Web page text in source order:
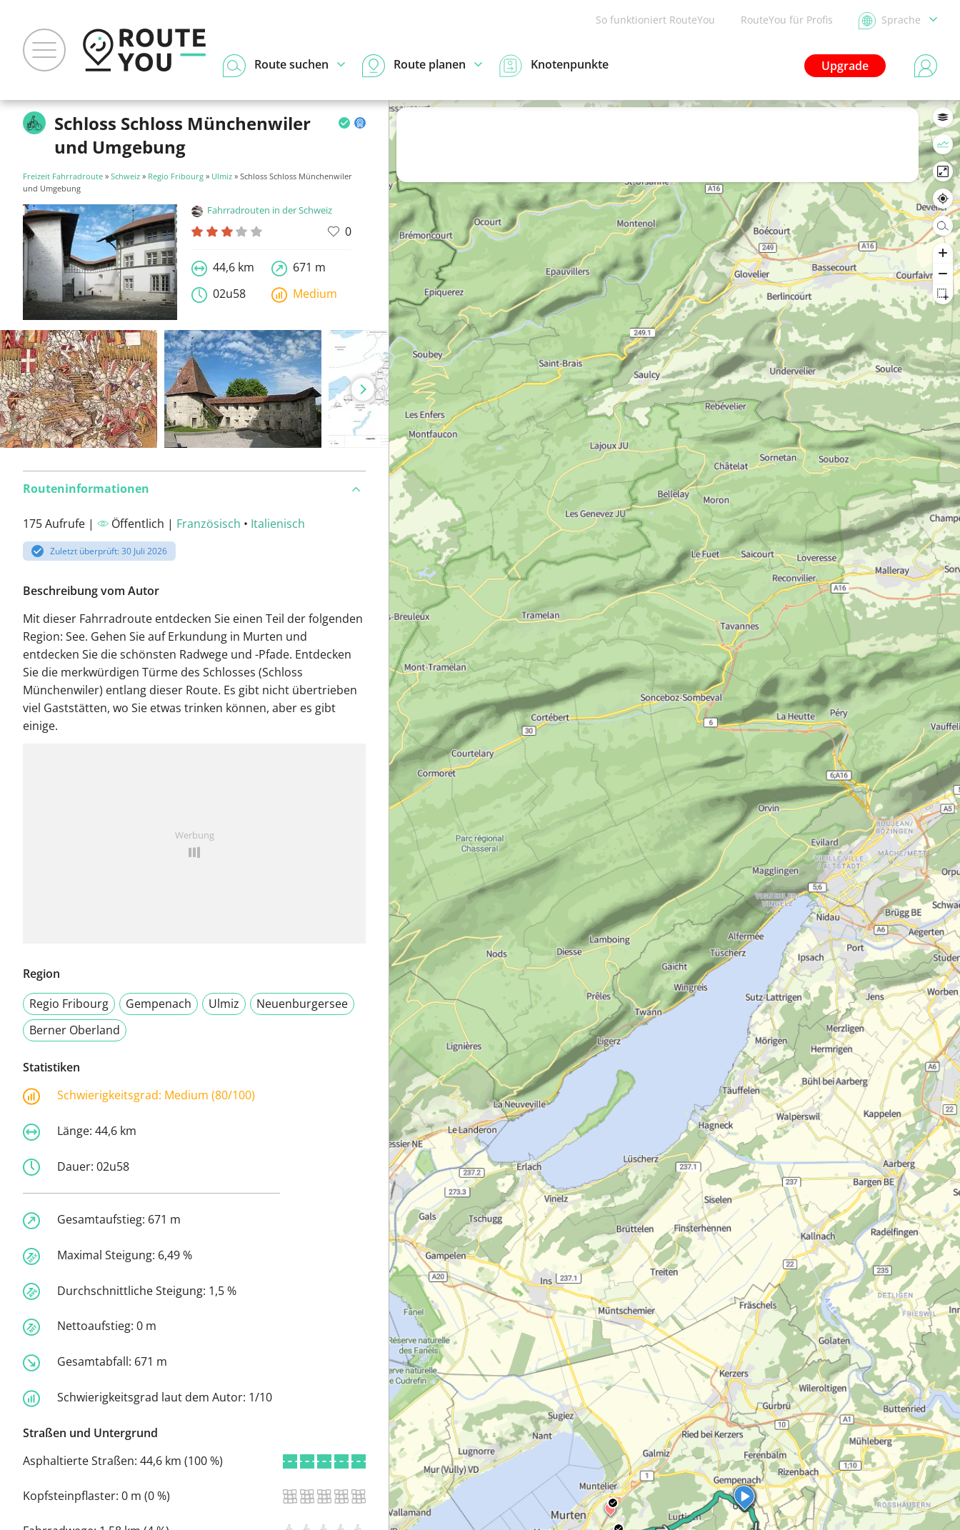
So funktioniert RouteYou RouteYou für Profis Sprache
Upgrade
Route suchen Route planen Knotenpunkte
Schloss Schloss Münchenwiler
und Umgebung
Freizeit Fahrradroute » Schweiz » Regio Fribourg » Ulmiz » Schloss Schloss Münchenwiler
und Umgebung
Fahrradrouten in der Schweiz
0
44,6 km
671 m
02u58
Medium
Routeninformationen
175 Aufrufe | Öffentlich | Französisch • Italienisch
Zuletzt überprüft: 30 Juli 2026
Beschreibung vom Autor
Mit dieser Fahrradroute entdecken Sie einen Teil der folgenden
Region: See. Gehen Sie auf Erkundung in Murten und
entdecken Sie die schönsten Radwege und -Pfade. Entdecken
Sie die merkwürdigen Türme des Schlosses (Schloss
Münchenwiler) entlang dieser Route. Es gibt nicht übertrieben
viel Gaststätten, wo Sie etwas trinken können, aber es gibt
einige.
Werbung
Region
Regio Fribourg
Gempenach Ulmiz
Neuenburgersee
Berner Oberland
Statistiken
Schwierigkeitsgrad: Medium (80/100)
Länge: 44,6 km
Dauer: 02u58
Gesamtaufstieg: 671 m
Maximal Steigung: 6,49 %
Durchschnittliche Steigung: 1,5 %
Nettoaufstieg: 0 m
Gesamtabfall: 671 m
Schwierigkeitsgrad laut dem Autor: 1/10
Straßen und Untergrund
Asphaltierte Straßen: 44,6 km (100 %)
Kopfsteinpflaster: 0 m (0 %)